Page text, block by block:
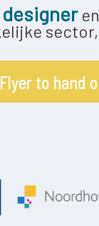
to hand